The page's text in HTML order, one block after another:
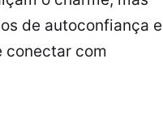
de autoconfiança e
conectar com